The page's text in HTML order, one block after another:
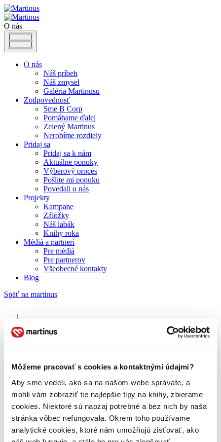
Môžeme pracovať s cookies a kontaktnými údajmi?
Aby sme vedeli, ako sa na našom webe správate, a
mohli vám zobraziť tie najlepšie tipy na knihy, zbierame
cookies. Niektoré sú naozaj potrebné a bez nich by naša
stránka vôbec nefungovala. Okrem toho používame
analytické cookies, ktoré nám umožňujú zisťovať, ako
O nás
O nás
Náš príbeh
Náš zmysel
Galéria Martinusu
Zodpovednosť
Sme B Corp
Pomáhame ďalej
Zelený Martinus
Nerobíme rozdiely
Pridaj sa
Pridaj sa k nám
Aktuálne ponuky
Výberový proces
Pošlite mi ponuku
Povedali o nás
Projekty
Kampane
Záložky
Náš labák
Knihy roka
Médiá a partneri
Pre médiá
Pre partnerov
Všeobecné kontakty
Blog
Späť na martinus
Freedom
O nás
Náš príbeh
Galéria Martinusu
Zodpovednosť
Sme B Corp